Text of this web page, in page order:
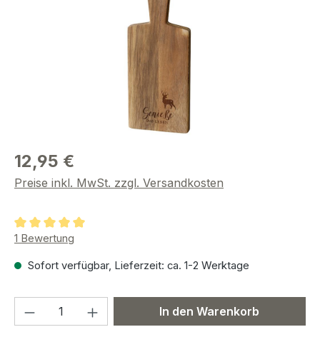
12,95 €
Preise inkl. MwSt. zzgl. Versandkosten
Durchschnittliche Bewertung von 5 von 5 Sternen
1 Bewertung
Sofort verfügbar, Lieferzeit: ca. 1-2 Werktage
Produkt Anzahl: Gib denIn den Warenkorb